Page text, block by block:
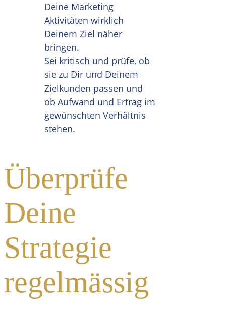
Deine Marketing
Aktivitäten wirklich
Deinem Ziel näher
bringen.
Sei kritisch und prüfe, ob
sie zu Dir und Deinem
Zielkunden passen und
ob Aufwand und Ertrag im
gewünschten Verhältnis
stehen.
Überprüfe
Deine
Strategie
regelmässig